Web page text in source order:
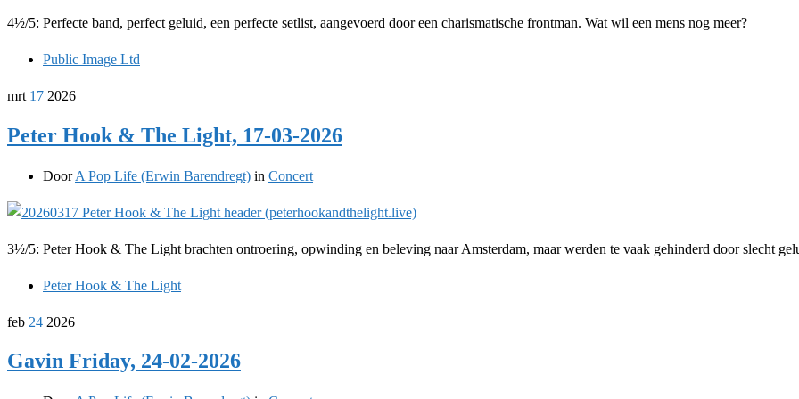
4½/5: Perfecte band, perfect geluid, een perfecte setlist, aangevoerd door een charismatische frontman. Wat wil een mens nog meer?
Public Image Ltd
mrt 17 2026
Peter Hook & The Light, 17-03-2026
DoorA Pop Life (Erwin Barendregt) in Concert
3½/5: Peter Hook & The Light brachten ontroering, opwinding en beleving naar Amsterdam, maar werden te vaak gehinderd door slecht
Peter Hook & The Light
feb 24 2026
Gavin Friday, 24-02-2026